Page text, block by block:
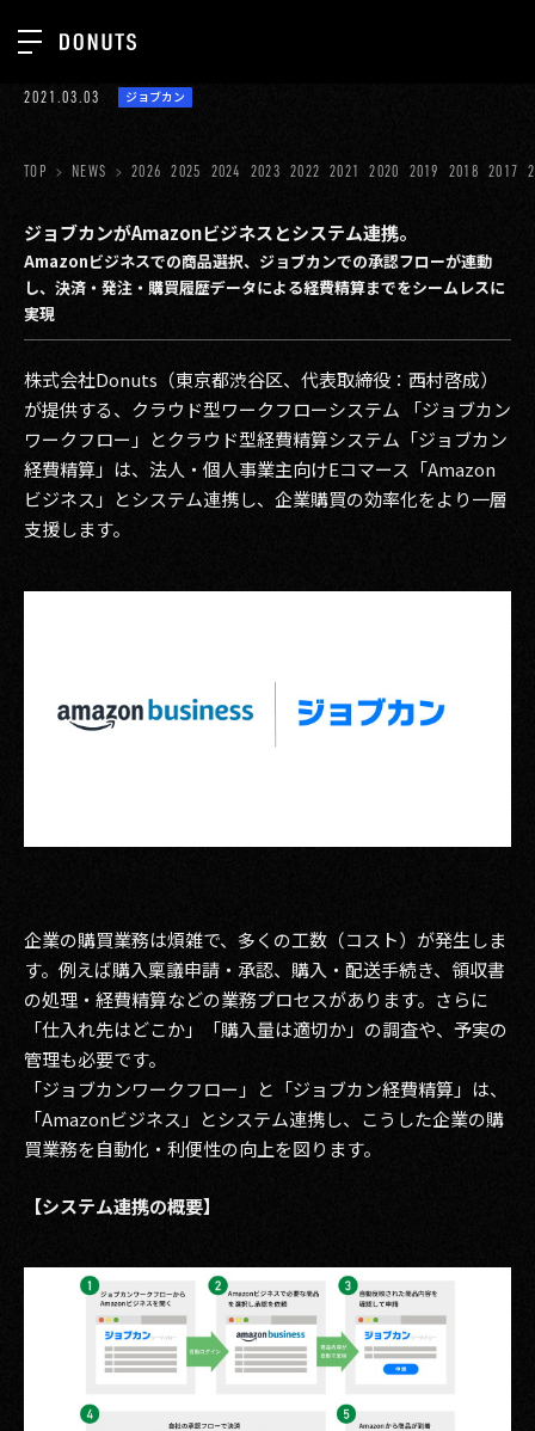
ジョブカン
ゲーム
ミクチャ
出版メディア
美少女図鑑
イベント
タテドラ
2025
2024
2020
2019
2017
2016
2014
2013
2012
TOP
ABOUT
SERVICES
GROUP
RECRUIT
CONTACT
PRIVACY POLICY
2021.03.03 ジョブカン
TOP NEWS 2026 2025 2024 2023 2022 2021 2020 2019 2018 2017
ジョブカンがAmazonビジネスとシステム連携。
Amazonビジネスでの商品選択、ジョブカンでの承認フローが連動
し、決済・発注・購買履歴データによる経費精算までをシームレスに
実現
株式会社Donuts（東京都渋谷区、代表取締役：西村啓成）
が提供する、クラウド型ワークフローシステム 「ジョブカン
ワークフロー」とクラウド型経費精算システム「ジョブカン
経費精算」は、法人・個人事業主向けEコマース「Amazon
ビジネス」とシステム連携し、企業購買の効率化をより一層
支援します。
企業の購買業務は煩雑で、多くの工数（コスト）が発生しま
す。例えば購入稟議申請・承認、購入・配送手続き、領収書
の処理・経費精算などの業務プロセスがあります。さらに
「仕入れ先はどこか」「購入量は適切か」の調査や、予実の
管理も必要です。
「ジョブカンワークフロー」と「ジョブカン経費精算」は、
「Amazonビジネス」とシステム連携し、こうした企業の購
買業務を自動化・利便性の向上を図ります。
【システム連携の概要】